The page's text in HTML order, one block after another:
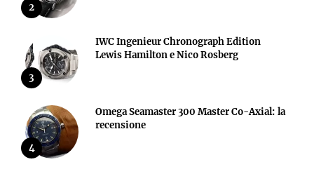
2
3
IWC Ingenieur Chronograph Edition
Lewis Hamilton e Nico Rosberg
4
Omega Seamaster 300 Master Co-Axial: la
recensione